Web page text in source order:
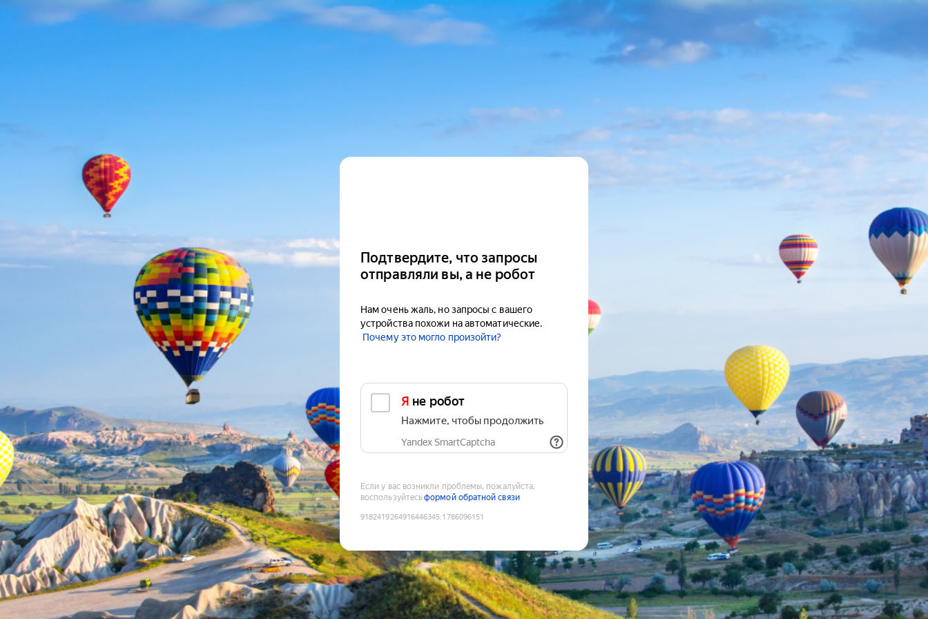
Подтвердите, что запросы
отправляли вы, а не робот
Нам очень жаль, но запросы с вашего
устройства похожи на автоматические.
Почему это могло произойти?
Я не робот
Нажмите, чтобы продолжить
Yandex SmartCaptcha
Если у вас возникли проблемы, пожалуйста,
воспользуйтесьформой обратной связи
9182419264916446345:1786096151